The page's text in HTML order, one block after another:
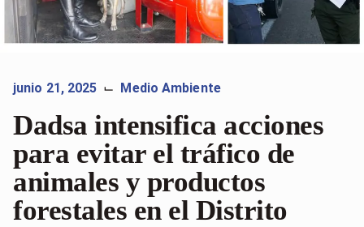
junio 21, 2025 ⌙ Medio Ambiente
Dadsa intensifica acciones
para evitar el tráfico de
animales y productos
forestales en el Distrito